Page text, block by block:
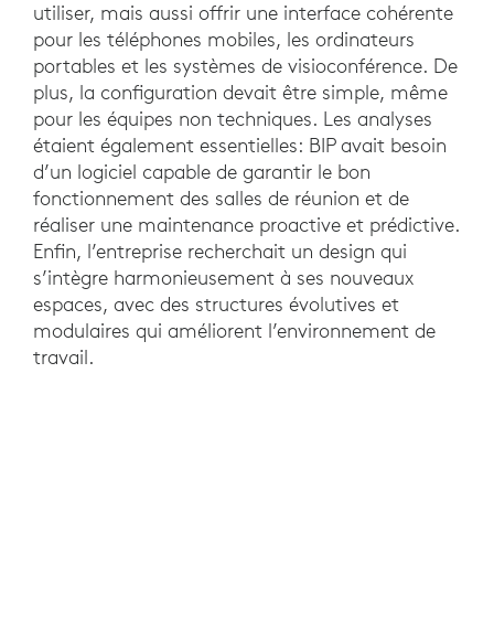
utiliser, mais aussi offrir une interface cohérente
pour les téléphones mobiles, les ordinateurs
portables et les systèmes de visioconférence. De
plus, la configuration devait être simple, même
pour les équipes non techniques. Les analyses
étaient également essentielles: BIP avait besoin
d’un logiciel capable de garantir le bon
fonctionnement des salles de réunion et de
réaliser une maintenance proactive et prédictive.
Enfin, l’entreprise recherchait un design qui
s’intègre harmonieusement à ses nouveaux
espaces, avec des structures évolutives et
modulaires qui améliorent l’environnement de
travail.